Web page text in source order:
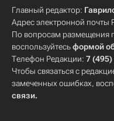
Главный редактор:
Адрес электронной почты
По вопросам размещения
воспользуйтесьформой
Телефон Редакции: 7 (495)
Чтобы связаться с
замеченных ошибках,
связи.